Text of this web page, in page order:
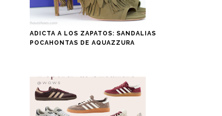
ADICTA A LOS ZAPATOS: SANDALIAS
POCAHONTAS DE AQUAZZURA